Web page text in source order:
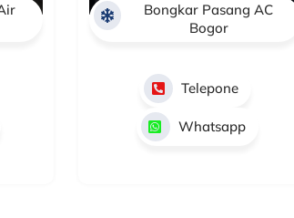
Bongkar Pasang AC
Bogor
Telepone
Whatsapp